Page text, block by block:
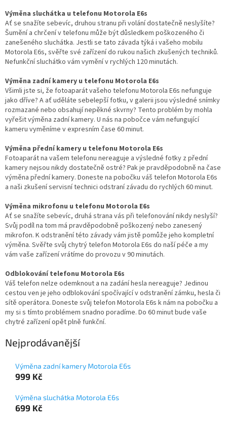
Výměna sluchátka u telefonu Motorola E6s
Ať se snažíte sebevíc, druhou stranu při volání dostatečně neslyšíte?
Šumění a chrčení v telefonu může být důsledkem poškozeného či
zanešeného sluchátka. Jestli se tato závada týká i vašeho mobilu
Motorola E6s, svěřte své zařízení do rukou našich zkušených techniků.
Nefunkční sluchátko vám vymění v rychlých 120 minutách.
Výměna zadní kamery u telefonu Motorola E6s
Všimli jste si, že fotoaparát vašeho telefonu Motorola E6s nefunguje
jako dříve? A ať uděláte sebelepší fotku, v galerii jsou výsledné snímky
rozmazané nebo obsahují nepěkné skvrny? Tento problém by mohla
vyřešit výměna zadní kamery. U nás na pobočce vám nefungující
kameru vyměníme v expresním čase 60 minut.
Výměna přední kamery u telefonu Motorola E6s
Fotoaparát na vašem telefonu nereaguje a výsledné fotky z přední
kamery nejsou nikdy dostatečně ostré? Pak je pravděpodobně na čase
výměna přední kamery. Doneste na pobočku váš telefon Motorola E6s
a naši zkušení servisní technici odstraní závadu do rychlých 60 minut.
Výměna mikrofonu u telefonu Motorola E6s
Ať se snažíte sebevíc, druhá strana vás při telefonování nikdy neslyší?
Svůj podíl na tom má pravděpodobně poškozený nebo zanesený
mikrofon. K odstranění této závady vám jistě pomůže jeho kompletní
výměna. Svěřte svůj chytrý telefon Motorola E6s do naší péče a my
vám vaše zařízení vrátíme do provozu v 90 minutách.
Odblokování telefonu Motorola E6s
Váš telefon nelze odemknout a na zadání hesla nereaguje? Jedinou
cestou ven je jeho odblokování spočívající v odstranění zámku, hesla či
sítě operátora. Doneste svůj telefon Motorola E6s k nám na pobočku a
my si s tímto problémem snadno poradíme. Do 60 minut bude vaše
chytré zařízení opět plně funkční.
Nejprodávanější
Výměna zadní kamery Motorola E6s
999 Kč
Výměna sluchátka Motorola E6s
699 Kč